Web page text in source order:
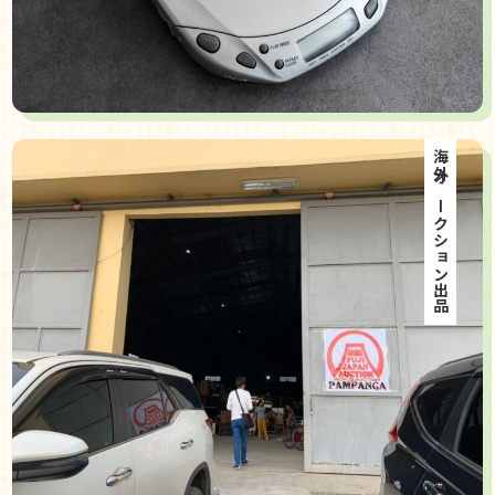
海外オークション出品